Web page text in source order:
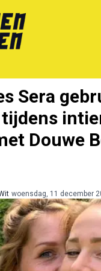
Sera
tijdens
Douwe
woensdag, 11 december